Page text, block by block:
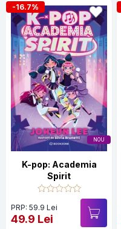
NOU
-16.7%
K-pop: Academia
Spirit
PRP: 59.9 Lei
49.9 Lei